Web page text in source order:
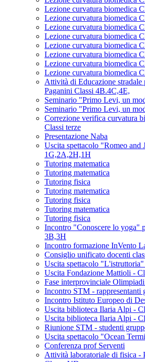
Lezione curvatura biomedica
Lezione curvatura biomedica
Lezione curvatura biomedica
Lezione curvatura biomedica
Lezione curvatura biomedica
Lezione curvatura biomedica
Lezione curvatura biomedica
Lezione curvatura biomedica
Attività di Educazione stradale
Paganini Classi 4B.4C,4E,
Seminario "Primo Levi, un
Seminario "Primo Levi, un
Correzione verifica curvatura
Classi terze
Presentazione Naba
Uscita spettacolo "Romeo and
1G,2A,2H,1H
Tutoring matematica
Tutoring matematica
Tutoring fisica
Tutoring matematica
Tutoring fisica
Tutoring matematica
Tutoring fisica
Incontro "Conoscere lo yoga"
3B,3H
Incontro formazione InVento
Consiglio unificato docenti
Uscita spettacolo
Uscita Fondazione Mattioli -
Fase interprovinciale
Incontro STM - rappresentanti
Incontro Istituto Europeo di
Uscita biblioteca Ilaria Alpi -
Uscita biblioteca Ilaria Alpi -
Riunione STM - studenti
Uscita spettacolo "Ocean
Conferenza prof Serventi
Attività laboratoriale di fisica -